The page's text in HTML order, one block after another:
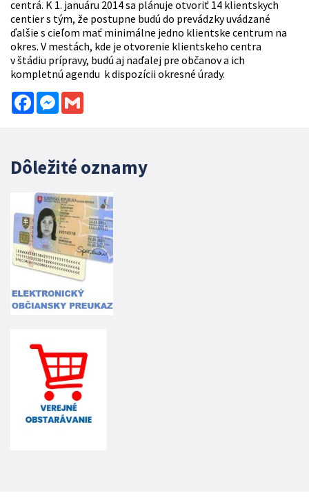
centrá. K 1. januáru 2014 sa plánuje otvoriť 14 klientskych
centier s tým, že postupne budú do prevádzky uvádzané
ďalšie s cieľom mať minimálne jedno klientske centrum na
okres. V mestách, kde je otvorenie klientskeho centra
v štádiu prípravy, budú aj naďalej pre občanov a ich
kompletnú agendu k dispozícii okresné úrady.
FacebookMessenger
Dôležité oznamy